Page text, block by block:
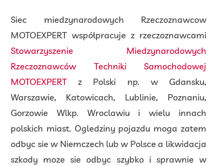
Siec miedzynarodowych Rzeczoznawcow
MOTOEXPERT współpracuje z rzeczoznawcami
Stowarzyszenie Miedzynarodowych
Rzeczoznawców Techniki Samochodowej
MOTOEXPERTz Polski np. w Gdansku,
Warszawie, Katowicach, Lublinie, Poznaniu,
Gorzowie Wlkp. Wroclawiu i wielu innach
polskich miast. Ogledziny pojazdu moga zatem
odbyc sie w Niemczech lub w Polsce a likwidacja
szkody moze sie odbyc szybko i sprawnie w